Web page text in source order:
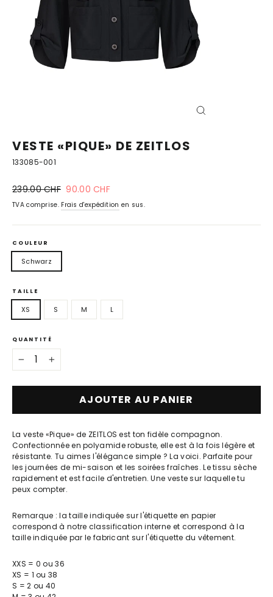
VESTE «PIQUE» DE ZEITLOS
133085-001
Prix
239.00 CHF prix
90.00 CHF
TVA comprise. Frais d'expédition en sus.
COULEUR
Schwarz
TAILLE
XS S M L
QUANTITÉ
+
AJOUTER AU PANIER
La veste «Pique» de ZEITLOS est ton fidèle compagnon.
Confectionnée en polyamide robuste, elle est à la fois légère et
résistante. Tu aimes l'élégance simple ? La voici. Parfaite pour
les journées de mi-saison et les soirées fraîches. Le tissu sèche
rapidement et est facile d'entretien. Une veste sur laquelle tu
peux compter.
Remarque : la taille indiquée sur l'étiquette en papier
correspond à notre classification interne et correspond à la
taille indiquée par le fabricant sur l'étiquette du vêtement.
XXS = 0 ou 36
XS = 1 ou 38
S = 2 ou 40